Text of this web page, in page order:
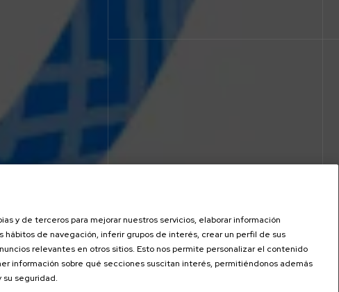
y de terceros para mejorar nuestros servicios, elaborar información
hábitos de navegación, inferir grupos de interés, crear un perfil de sus
relevantes en otros sitios. Esto nos permite personalizar el contenido
información sobre qué secciones suscitan interés, permitiéndonos además
su seguridad.